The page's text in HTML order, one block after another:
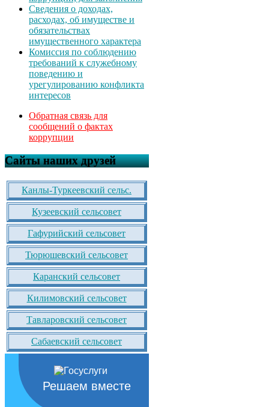
Сведения о доходах,
расходах, об имуществе и
обязательствах
имущественного характера
Комиссия по соблюдению
требований к служебному
поведению и
урегулированию конфликта
интересов
Обратная связь для
сообщений о фактах
коррупции
Сайты наших друзей
Канлы-Туркеевский сельс.
Кузеевский сельсовет
Гафурийский сельсовет
Тюрюшевский сельсовет
Каранский сельсовет
Килимовский сельсовет
Тавларовский сельсовет
Сабаевский сельсовет
Решаем вместе